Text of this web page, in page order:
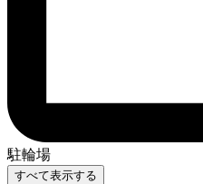
駐輪場
すべて表示する